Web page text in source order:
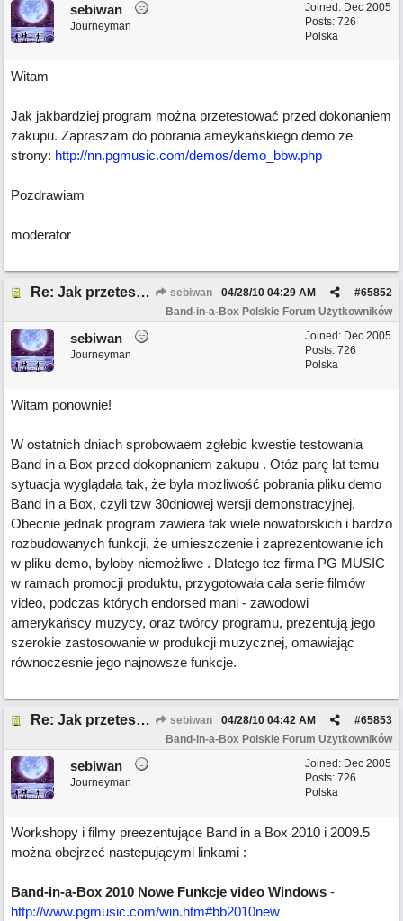
Joined: Dec 2005
Posts: 726
Polska
sebiwan
Journeyman
Witam
Jak jakbardziej program można przetestować przed dokonaniem
zakupu. Zapraszam do pobrania ameykańskiego demo ze
strony: http://nn.pgmusic.com/demos/demo_bbw.php
Pozdrawiam
moderator
Re: Jak przetestować Band-in-a-box? sebiwan #65852
04/28/10 04:29 AM
Band-in-a-Box Polskie Forum Użytkowników
Joined: Dec 2005
Posts: 726
Polska
sebiwan
Journeyman
Witam ponownie!
W ostatnich dniach sprobowaem zgłebic kwestie testowania
Band in a Box przed dokopnaniem zakupu . Otóz parę lat temu
sytuacja wyglądała tak, że była możliwość pobrania pliku demo
Band in a Box, czyli tzw 30dniowej wersji demonstracyjnej.
Obecnie jednak program zawiera tak wiele nowatorskich i bardzo
rozbudowanych funkcji, że umieszczenie i zaprezentowanie ich
w pliku demo, byłoby niemożliwe . Dlatego tez firma PG MUSIC
w ramach promocji produktu, przygotowała cała serie filmów
video, podczas których endorsed mani - zawodowi
amerykańscy muzycy, oraz twórcy programu, prezentują jego
szerokie zastosowanie w produkcji muzycznej, omawiając
równoczesnie jego najnowsze funkcje.
Re: Jak przetestować Band-in-a-box? sebiwan #65853
04/28/10 04:42 AM
Band-in-a-Box Polskie Forum Użytkowników
Joined: Dec 2005
Posts: 726
Polska
sebiwan
Journeyman
Workshopy i filmy preezentujące Band in a Box 2010 i 2009.5
można obejrzeć nastepującymi linkami :
Band-in-a-Box 2010 Nowe Funkcje video Windows -
http://www.pgmusic.com/win.htm#bb2010new